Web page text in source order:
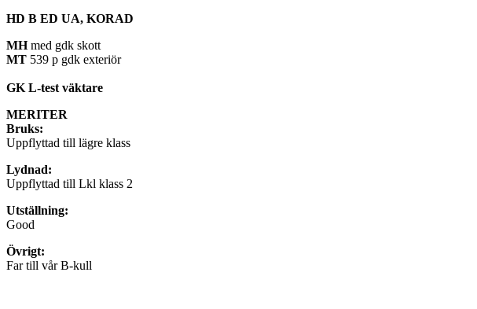
HD B ED UA, KORAD
MHmed gdk skott
MT 539 p gdk exteriör
GK L-test väktare
MERITER
Bruks:
Uppflyttad till lägre klass
Lydnad:
Uppflyttad till Lkl klass 2
Utställning:
Good
Övrigt:
Far till vår B-kull